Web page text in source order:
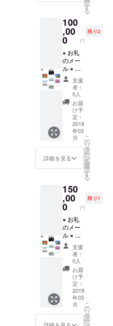
ジ） ●
okコン
サル
（通話
で約1時
間） ●
沖縄案
内（ま
るまる1
日）
YUNTA
WAY特
別カレ
ンダー
● 10種
類の写
真をプ
レゼン
ト
択
す
る
100
,00
0 円
残り2
● お礼
のメー
ル ● ハ
イビス
カスの
写真集
（24
ペー
ジ）
● ハイ
ビスカ
スの写
真集
（32
ペー
ジ） ●
okコン
サル
（通話
で約1時
間） ●
沖縄案
内（ま
るまる2
日）
YUNTA
WAY特
別カレ
ンダー
● 10種
類の写
真を各2
枚ずつ
支援
者：
0人
お届
け予
定：
2019
年03
月
詳細を見る
こ
の
リ
タ
ー
ン
を
選
択
す
る
150
,00
0 円
残り1
● お礼
のメー
ル ● ハ
イビス
カスの
写真集
（24
ペー
ジ）
● ハイ
ビスカ
スの写
真集
（32
支援
者：
0人
お届
け予
定：
2019
年03
月
詳細を見る
こ
の
リ
タ
ー